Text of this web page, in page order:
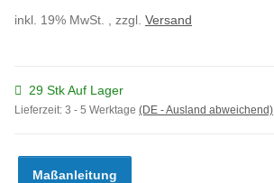
inkl. 19% MwSt. , zzgl. Versand
29 Stk Auf Lager
Lieferzeit: 3 - 5 Werktage (DE - Ausland abweichend)
Maßanleitung